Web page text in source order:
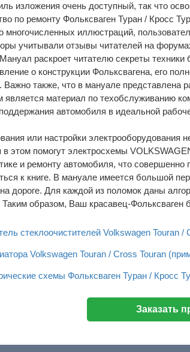
изложения очень доступный, так что
по ремонту Фольксваген Туран / Кросс
иллюстраций,
учитывали отзывы читателей на
раскроет читателю секреты
о конструкции Фольксвагена, его
Важно также, что в мануале представлена
материал по техобслуживанию
автомобиля в идеальной
или настройки электрооборудования
в этом помогут электросхемы
и ремонту автомобиля, что
к книге. В мануале имеется большой
дороге. Для каждой из поломок даны
образом, Ваш красавец-Фольксваген
стеклоочистителей Volkswagen Touran /
Volkswagen Touran / Cross Touran
схемы Фольксваген Туран / Кросс
Заказать